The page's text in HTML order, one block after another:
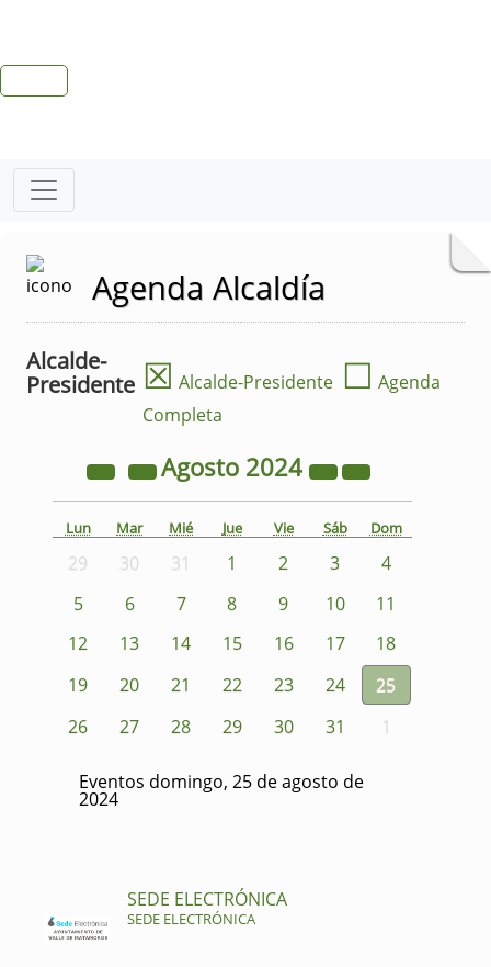
Agenda Alcaldía
Alcalde-
Presidente ☒ Alcalde-Presidente ☐ Agenda
Completa
Agosto 2024
Lun Mar Mié Jue Vie Sáb Dom
29 30 31 1 2 3
4
5
6 7 8 9 10
11
12
13 14 15 16 17
18
19
20 21 22 23 24
25
26
27 28 29 30 31 1
Eventos domingo, 25 de agosto de
2024
SEDE ELECTRÓNICA
SEDE ELECTRÓNICA